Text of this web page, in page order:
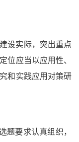
设实际，突出重点
位应当以应用性、
和实践应用对策研
题要求认真组织，